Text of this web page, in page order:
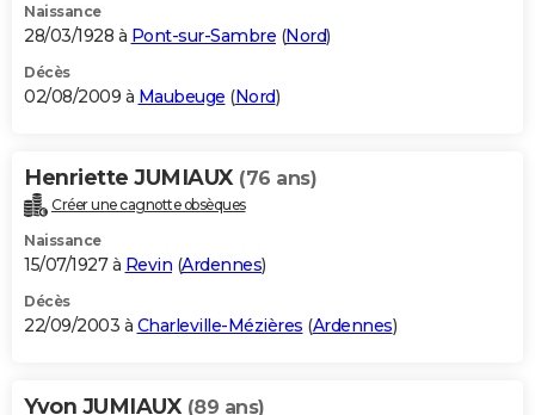
Naissance
28/03/1928 à Pont-sur-Sambre (Nord)
Décès
02/08/2009 à Maubeuge (Nord)
Henriette JUMIAUX (76 ans)
Créer une cagnotte obsèques
Naissance
15/07/1927 à Revin (Ardennes)
Décès
22/09/2003 à Charleville-Mézières (Ardennes)
Yvon JUMIAUX (89 ans)